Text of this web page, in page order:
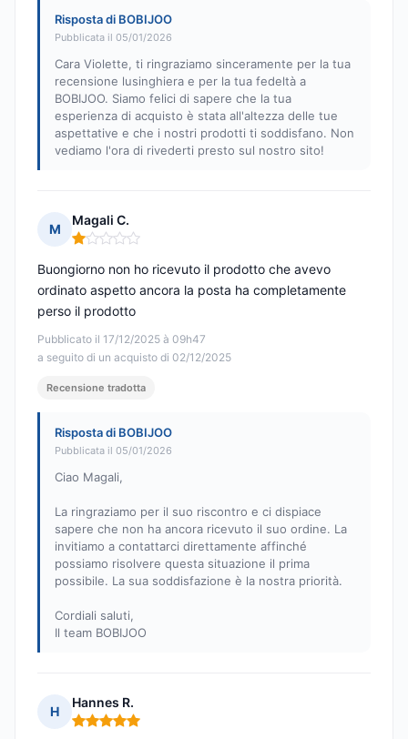
Risposta di BOBIJOO
Pubblicata il 05/01/2026
Cara Violette, ti ringraziamo sinceramente per la tua
recensione lusinghiera e per la tua fedeltà a
BOBIJOO. Siamo felici di sapere che la tua
esperienza di acquisto è stata all'altezza delle tue
aspettative e che i nostri prodotti ti soddisfano. Non
vediamo l'ora di rivederti presto sul nostro sito!
M
Magali C.
Nota: 1 su 5
Pubblicato il 17/12/2025 à 09h47
a seguito di un acquisto di 02/12/2025
Buongiorno non ho ricevuto il prodotto che avevo
ordinato aspetto ancora la posta ha completamente
perso il prodotto
Recensione tradotta
Risposta di BOBIJOO
Pubblicata il 05/01/2026
Ciao Magali,
La ringraziamo per il suo riscontro e ci dispiace
sapere che non ha ancora ricevuto il suo ordine. La
invitiamo a contattarci direttamente affinché
possiamo risolvere questa situazione il prima
possibile. La sua soddisfazione è la nostra priorità.
Cordiali saluti,
Il team BOBIJOO
H
Hannes R.
Nota: 5 su 5